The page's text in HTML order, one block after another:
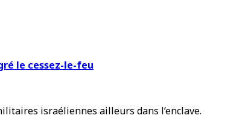
le cessez-le-feu
israéliennes ailleurs dans l’enclave.